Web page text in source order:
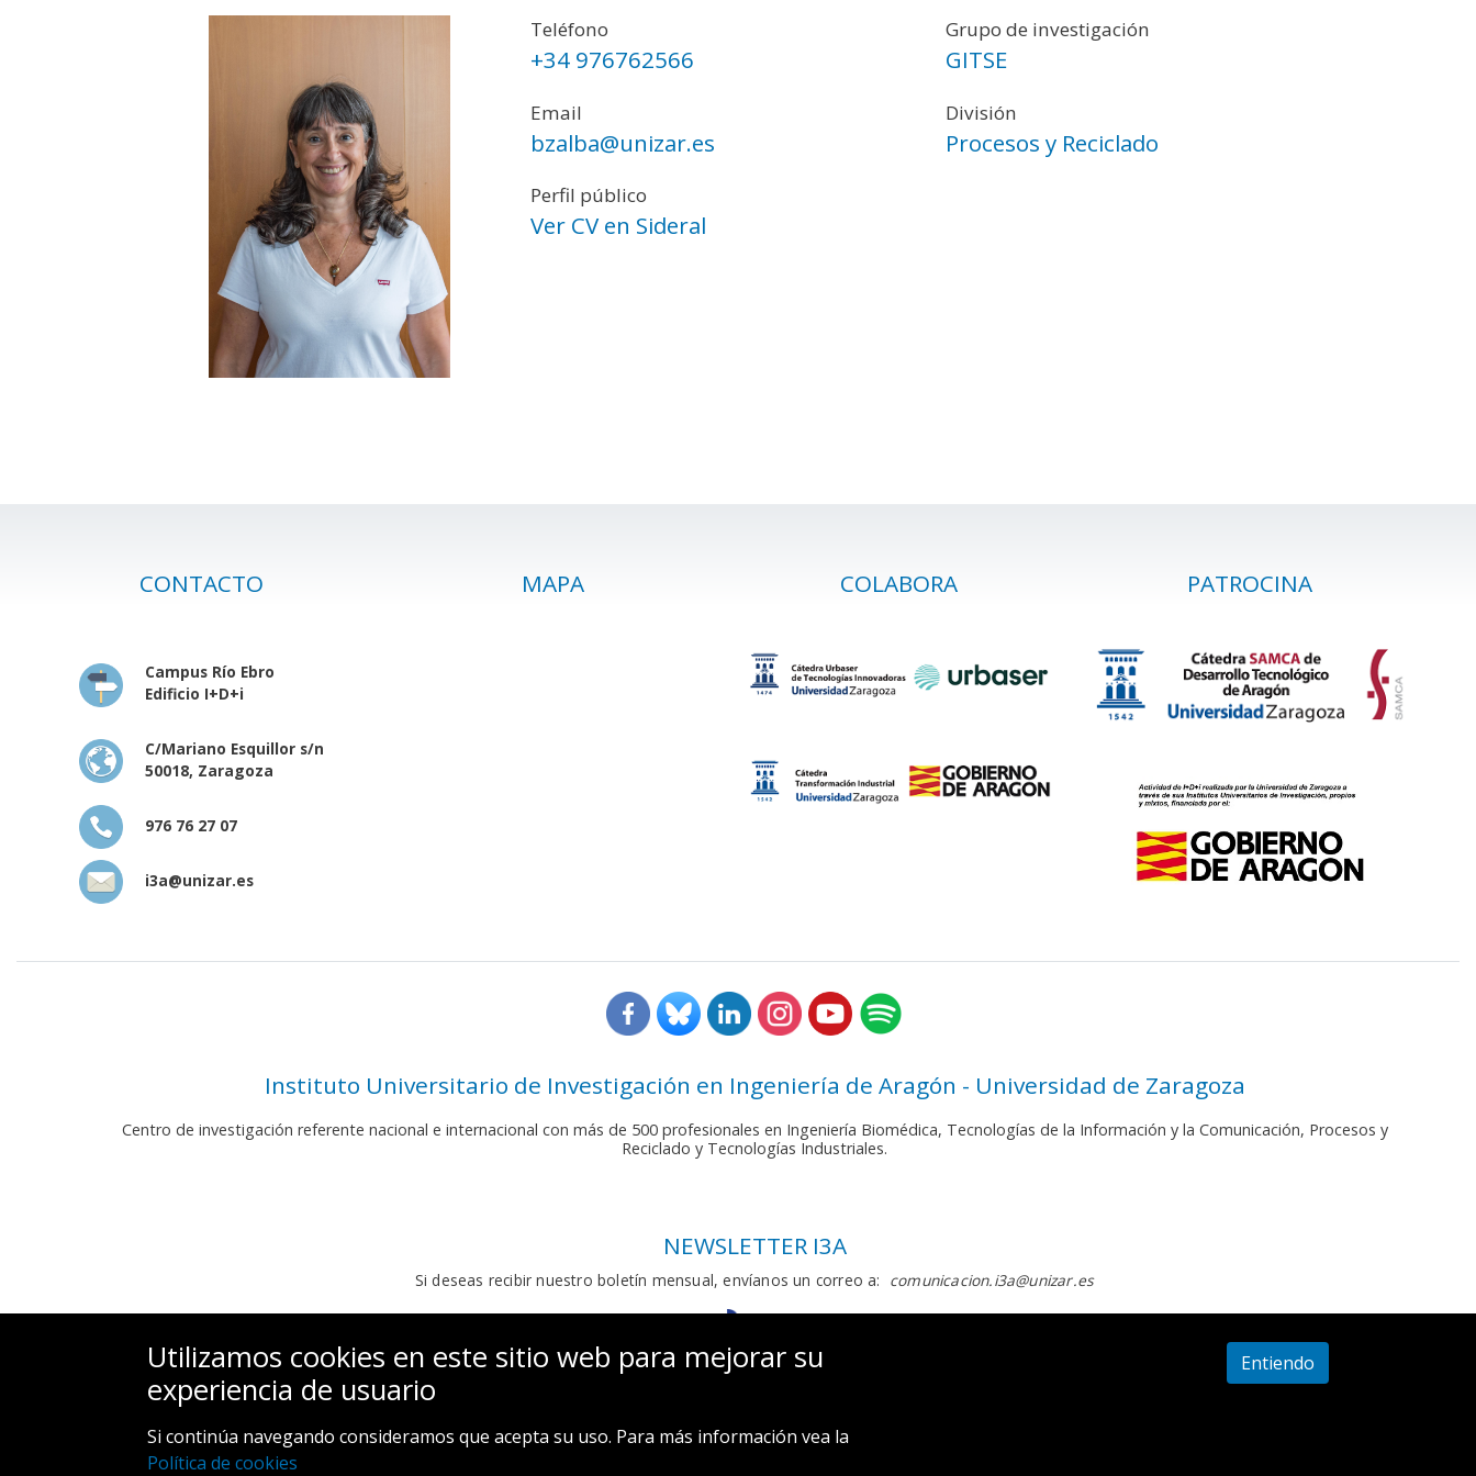
Teléfono
+34 976762566
Email
bzalba@unizar.es
Perfil público
Ver CV en Sideral
Grupo de investigación
GITSE
División
Procesos y Reciclado
CONTACTO
Campus Río Ebro
Edificio I+D+i
C/Mariano Esquillor s/n
50018, Zaragoza
976 76 27 07
i3a@unizar.es
MAPA COLABORA PATROCINA
Instituto Universitario de Investigación en Ingeniería de Aragón - Universidad de Zaragoza
Centro de investigación referente nacional e internacional con más de 500 profesionales en Ingeniería Biomédica, Tecnologías de la Información y la Comunicación, Procesos y
Reciclado y Tecnologías Industriales.
NEWSLETTER I3A
Si deseas recibir nuestro boletín mensual, envíanos un correo a: comunicacion.i3a@unizar.es
Utilizamos cookies en este sitio web para mejorar su
experiencia de usuario
Si continúa navegando consideramos que acepta su uso. Para más información vea la
Política de cookies
Entiendo